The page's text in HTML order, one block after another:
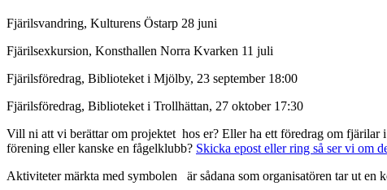
Fjärilsvandring, Kulturens Östarp 28 juni
Fjärilsexkursion, Konsthallen Norra Kvarken 11 juli
Fjärilsföredrag, Biblioteket i Mjölby, 23 september 18:00
Fjärilsföredrag, Biblioteket i Trollhättan, 27 oktober 17:30
Vill ni att vi berättar om projektet hos er? Eller ha ett föredrag om fjärilar
förening eller kanske en fågelklubb? Skicka epost eller ring så ser vi om
Aktiviteter märkta med symbolen
är sådana som organisatören tar ut en